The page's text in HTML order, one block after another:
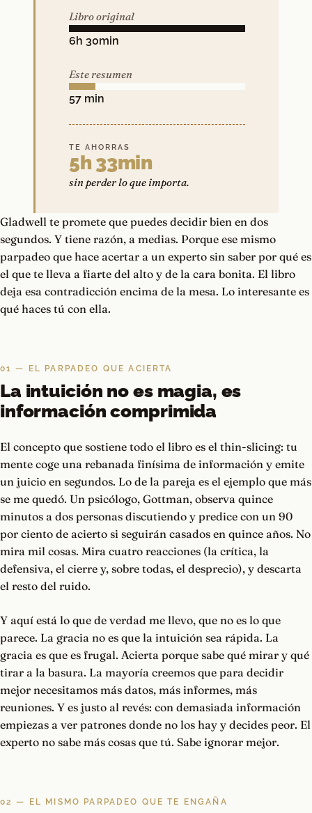
Libro original
6h 30min
Este resumen
57 min
TE AHORRAS
5h 33min
sin perder lo que importa.
Gladwell te promete que puedes decidir bien en dos
segundos. Y tiene razón, a medias. Porque ese mismo
parpadeo que hace acertar a un experto sin saber por qué es
el que te lleva a fiarte del alto y de la cara bonita. El libro
deja esa contradicción encima de la mesa. Lo interesante es
qué haces tú con ella.
01 — EL PARPADEO QUE ACIERTA
La intuición no es magia, es
información comprimida
El concepto que sostiene todo el libro es el thin-slicing: tu
mente coge una rebanada finísima de información y emite
un juicio en segundos. Lo de la pareja es el ejemplo que más
se me quedó. Un psicólogo, Gottman, observa quince
minutos a dos personas discutiendo y predice con un 90
por ciento de acierto si seguirán casados en quince años. No
mira mil cosas. Mira cuatro reacciones (la crítica, la
defensiva, el cierre y, sobre todas, el desprecio), y descarta
el resto del ruido.
Y aquí está lo que de verdad me llevo, que no es lo que
parece. La gracia no es que la intuición sea rápida. La
gracia es que es frugal. Acierta porque sabe qué mirar y qué
tirar a la basura. La mayoría creemos que para decidir
mejor necesitamos más datos, más informes, más
reuniones. Y es justo al revés: con demasiada información
empiezas a ver patrones donde no los hay y decides peor. El
experto no sabe más cosas que tú. Sabe ignorar mejor.
02 — EL MISMO PARPADEO QUE TE ENGAÑA